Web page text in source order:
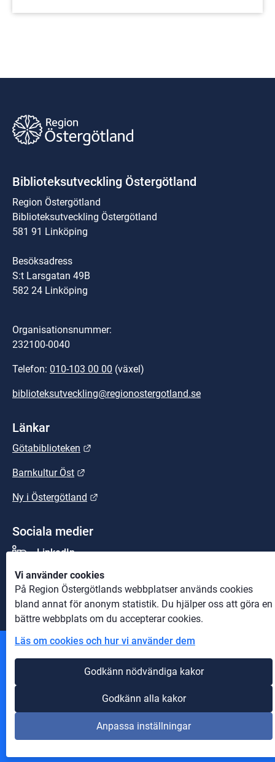
Vi använder cookies
På Region Östergötlands webbplatser används cookies
bland annat för anonym statistik. Du hjälper oss att göra en
bättre webbplats om du accepterar cookies.
Läs om cookies och hur vi använder dem
Godkänn nödvändiga kakor
Godkänn alla kakor
Anpassa inställningar
Biblioteksutveckling Östergötland
Region Östergötland
Biblioteksutveckling Östergötland
581 91 Linköping
Besöksadress
S:t Larsgatan 49B
582 24 Linköping
Organisationsnummer:
232100-0040
Telefon: 010-103 00 00 (växel)
biblioteksutveckling@regionostergotland.se
Länkar
Götabiblioteken
Barnkultur Öst
Ny i Östergötland
Sociala medier
LinkedIn
Youtube
Andra webbplatser
Information om cookies
Om webbplatsen